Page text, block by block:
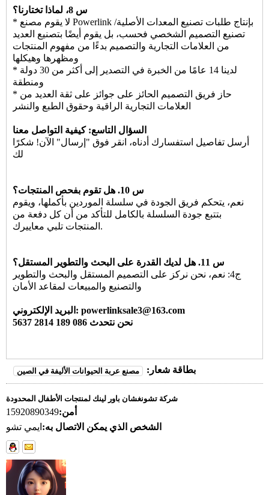
س 8، لماذا تختارنا؟
* لا يقوم مصنع Powerlink بإنتاج طلبات تصنيع المعدات الأصلية/
تصنيع التصميم الشخصي فحسب، بل يقوم أيضًا بتصنيع العديد
من العلامات التجارية والتصميم بدءًا من مفهوم المنتجات
ومظهرها وهيكلها
* لدينا 14 عامًا من الخبرة في التصدير إلى أكثر من 30 دولة
ومنطقة
* حاز فريق التصميم الحائز على جوائز على ثقة العديد من
العلامات التجارية الراقية وحقوق الطبع والنشر
السؤال التاسع: كيفية التواصل معنا
أرسل تفاصيل استفسارك أدناه، انقر فوق "إرسال" الآن! شكرًا
لك
س 10. هل تقوم بفحص المنتجات؟
نعم، يتحكم فريق الجودة في سلسلة الموردين بأكملها، ويقوم
بتتبع جودة السلسلة بالكامل للتأكد من أن كل دفعة من
المنتجات تلبي معاييرك.
س 11. هل لديك القدرة على البحث والتطوير المستقل؟
ج4: نعم، نحن نركز على التصميم المستقل والبحث والتطوير
والتصنيع والمبيعات لمقاعد الأمان
البريد الإلكتروني: powerlinksale3@163.com
نحن نتحدث 086 189 2814 5637
بطاقة شعار: مصنع عربة الحيوانات الأليفة في الصين
شركة تشونغشان باور لينك لمنتجات الأطفال المحدودة
أمن:15920890349
الشخص الذي يمكن الاتصال به: ايمي تشو